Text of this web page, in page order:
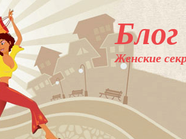
Женские